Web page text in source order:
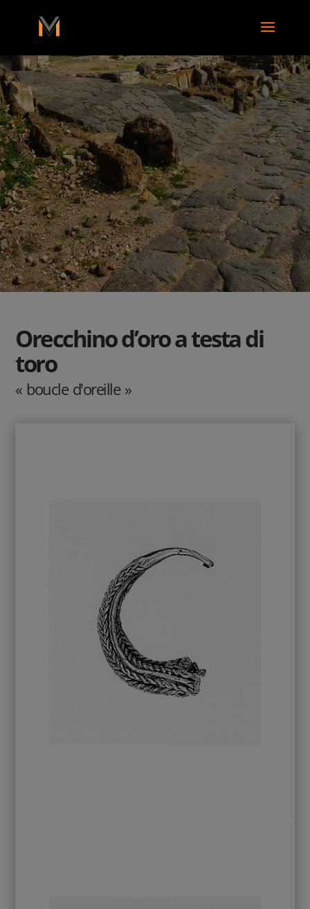
Orecchino d’oro a testa di
toro
« boucle d'oreille »